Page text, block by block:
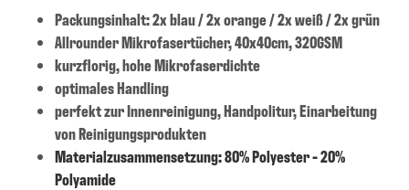
Packungsinhalt: 2x blau / 2x orange / 2x weiß / 2x grün
Allrounder Mikrofasertücher, 40x40cm, 320GSM
kurzflorig, hohe Mikrofaserdichte
optimales Handling
perfekt zur Innenreinigung, Handpolitur, Einarbeitung
von Reinigungsprodukten
Materialzusammensetzung: 80% Polyester - 20%
Polyamide